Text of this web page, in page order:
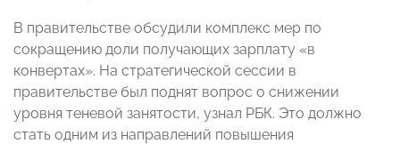
В правительстве обсудили комплекс мер по
сокращению доли получающих зарплату «в
конвертах». На стратегической сессии в
правительстве был поднят вопрос о снижении
уровня теневой занятости, узнал РБК. Это должно
стать одним из направлений повышения